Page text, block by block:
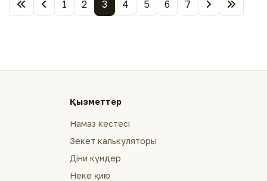
1 2 3 4 5 6 7
Қызметтер
Намаз кестесі
Зекет калькуляторы
Діни күндер
Неке қию